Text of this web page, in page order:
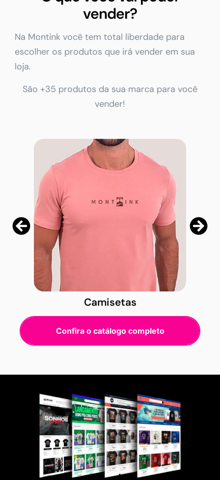
vender?
Na Montink você tem total liberdade para
escolher os produtos que irá vender em sua
loja.
São +35 produtos da sua marca para você
vender!
Camisetas
Confira o catálogo completo